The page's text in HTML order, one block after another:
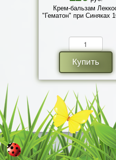
Крем-бальзам
"Гематон" при Синяках
Купить